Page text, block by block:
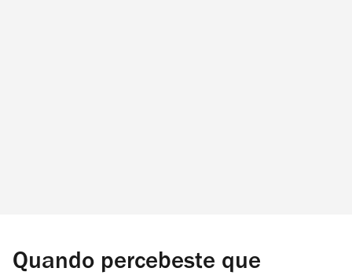
Quando percebeste que